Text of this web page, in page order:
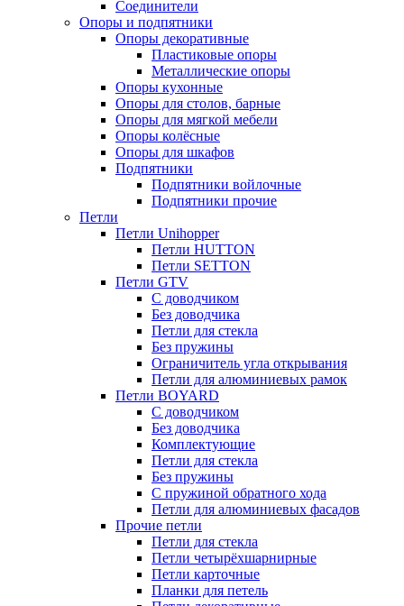
Соединители
Опоры и подпятники
Опоры декоративные
Пластиковые опоры
Металлические опоры
Опоры кухонные
Опоры для столов, барные
Опоры для мягкой мебели
Опоры колёсные
Опоры для шкафов
Подпятники
Подпятники войлочные
Подпятники прочие
Петли
Петли Unihopper
Петли HUTTON
Петли SETTON
Петли GTV
С доводчиком
Без доводчика
Петли для стекла
Без пружины
Ограничитель угла открывания
Петли для алюминиевых рамок
Петли BOYARD
С доводчиком
Без доводчика
Комплектующие
Петли для стекла
Без пружины
С пружиной обратного хода
Петли для алюминиевых фасадов
Прочие петли
Петли для стекла
Петли четырёхшарнирные
Петли карточные
Планки для петель